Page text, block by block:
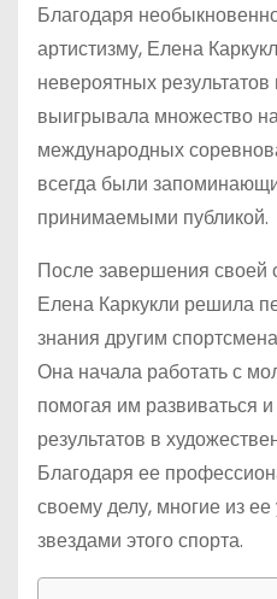
Благодаря
артистизму, Елена
невероятных
выигрывала множество
международных
всегда были
принимаемыми публикой.
После завершения своей
Елена Каркукли решила
знания другим
Она начала работать с
помогая им развиваться
результатов в
Благодаря ее
своему делу, многие из ее
звездами этого спорта.